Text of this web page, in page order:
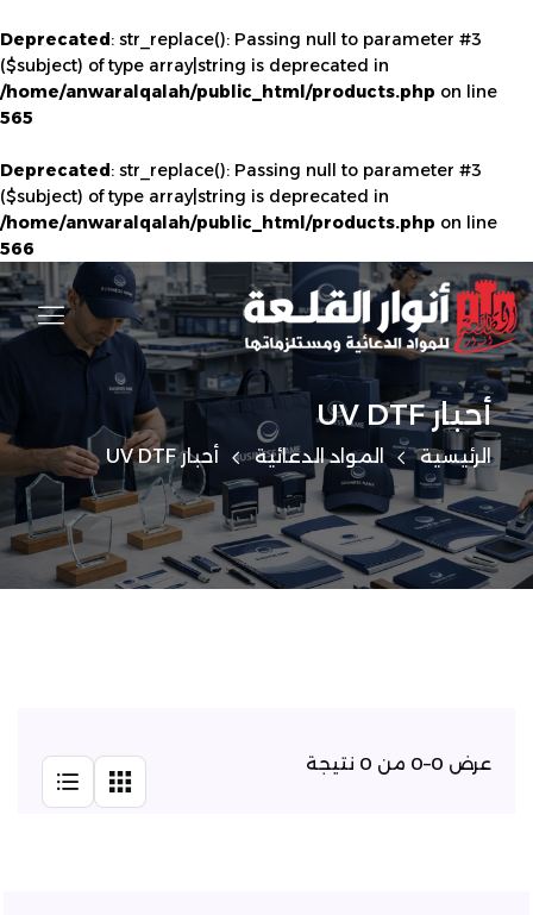
Deprecated: str_replace(): Passing null to parameter #3
($subject) of type array|string is deprecated in
/home/anwaralqalah/public_html/products.php on line
565
Deprecated: str_replace(): Passing null to parameter #3
($subject) of type array|string is deprecated in
/home/anwaralqalah/public_html/products.php on line
566
أحبار UV DTF
الرئيسية المواد الدعائية أحبار UV DTF
عرض 0–0 من 0 نتيجة